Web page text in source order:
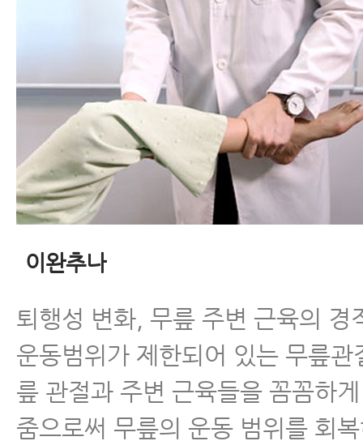
이완추나
퇴행성 변화, 무릎 주변 근육의 경
운동범위가 제한되어 있는 무릎관
릎 관절과 주변 근육들을 꼼꼼하
줌으로써 무릎의 운동 범위를 회